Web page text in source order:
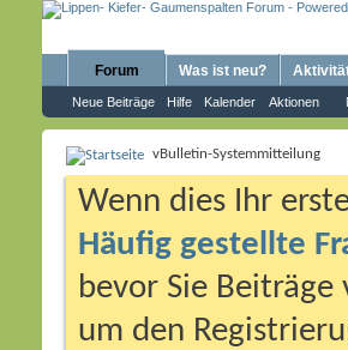
Forum
Neue Beiträge Hilfe Kalender Aktionen
Was ist neu?
vBulletin-Systemmitteilung
Wenn dies Ihr
Häufig gestellte
bevor Sie Beiträge
um den